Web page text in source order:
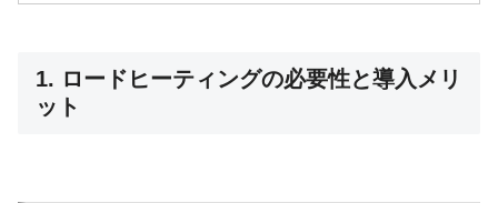
1. ロードヒーティングの必要性と導入メリ
ット